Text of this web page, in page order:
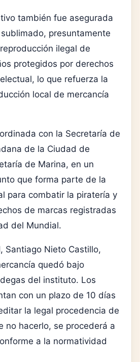
también fue asegurada
presuntamente
ilegal de
protegidos por derechos
lo que refuerza la
local de mercancía
con la Secretaría de
de la Ciudad de
de Marina, en un
que forma parte de la
para combatir la piratería y
de marcas registradas
del Mundial.
Santiago Nieto Castillo,
quedó bajo
del instituto. Los
con un plazo de 10 días
la legal procedencia de
no hacerlo, se procederá a
a la normatividad